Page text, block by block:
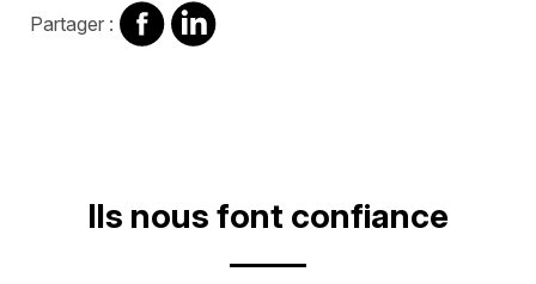
Partager : Partager
sur
Partager
sur
Ils nous font confiance